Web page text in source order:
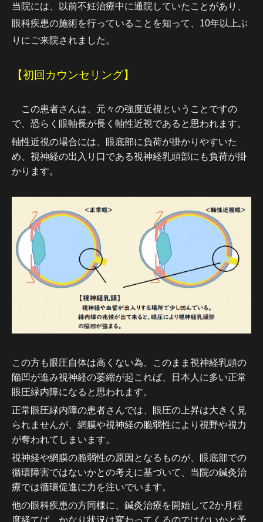
当院には、以前不妊治療中に通院していたことがあり、
眼科疾患の施術を行っていることを知って、10年以上ぶ
りにご来院されました。
【初回カウンセリング】
この患者さんは、元々の強度近視ということですの
で、恐らく眼軸長が長く軸性近視であると思われます。
軸性近視の場合には、眼底部に負荷が掛かりやすいた
め、視神経の出入り口である視神経乳頭部にも負荷が掛
かります。
この方も眼圧自体は高くない為、このまま視神経乳頭の
陥凹が進み視神経の萎縮が起これば、日本人に多い正常
眼圧緑内障になると思われます。
正常眼圧緑内障の患者さんでは、眼圧の上昇は大きく見
られませんが、網膜や視神経の脆弱性により視野や視力
が奪われてしまいます。
視神経や網膜の脆弱性の原因となるものが、眼底部での
循環障害ではないかとの考えに基づいて、当院の鍼灸治
療では循環促進に力を注いでいます。
他の眼科疾患の方同様に、鍼灸治療を開始して2か月程
度経てば、かなり状況は変わってくるのではないかと予